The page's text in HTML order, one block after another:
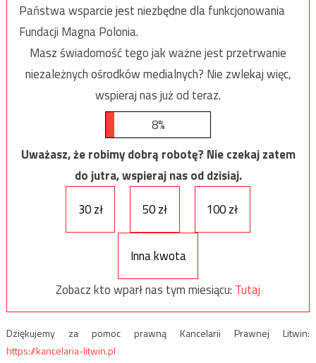
Państwa wsparcie jest niezbędne dla funkcjonowania
Fundacji Magna Polonia.
Masz świadomość tego jak ważne jest przetrwanie
niezależnych ośrodków medialnych? Nie zwlekaj więc,
wspieraj nas już od teraz.
8%
Uważasz, że robimy dobrą robotę? Nie czekaj zatem
do jutra, wspieraj nas od dzisiaj.
30 zł
50 zł 100 zł
Inna kwota
Zobacz kto wparł nas tym miesiącu: Tutaj
Dziękujemy za pomoc prawną Kancelarii Prawnej Litwin:
https://kancelaria-litwin.pl